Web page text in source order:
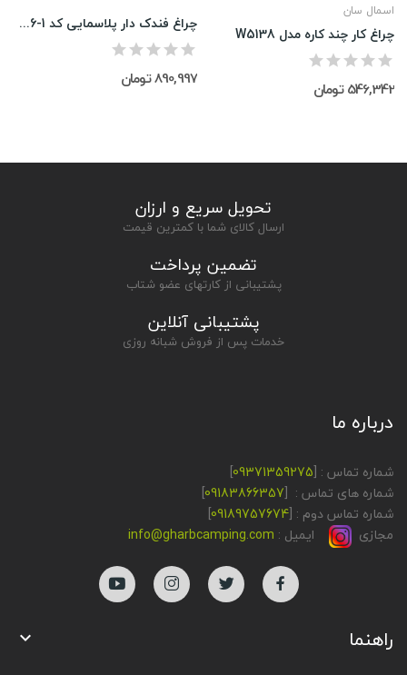
چراغ فندک دار پلاسمایی کد D56-1
890,997 تومان
اسمال سان
چراغ کار چند کاره مدل W5138
546,342 تومان
تحویل سریع و ارزان
ارسال کالای شما با کمترین قیمت
تضمین پرداخت
پشتیبانی از کارتهای عضو شتاب
پشتیبانی آنلاین
خدمات پس از فروش شبانه روزی
درباره ما
شماره تماس : [09371359275
]
شماره های تماس : [09183866357
]
شماره تماس دوم : [09189757674
]
مجازی
ایمیل : info@gharbcamping.com
راهنما 